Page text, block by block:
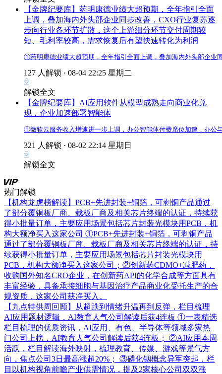
【金牌纪要库】药明康德业绩大超预期，全年指引全面
上调，叠加海内外头部企业同步改善，CXO行业复苏逐
步向行业各环节扩散，这个上游细分环节交付周期较
短、毛利率较高，需求恢复后有望快速转化为利润
①药明康德业绩大超预期，全年指引全面上调，叠加海内外头部企业
127 人解锁 · 08-04 22:25 星期二
解锁全文
【金牌纪要库】AI应用软件从模型成熟走向商业化兑
现，企业加速部署智能体
①微软云服务收入增速进一步上调，办公智能体付费席位加速，办公
321 人解锁 · 08-02 22:14 星期日
解锁全文
热门解锁
【机构龙虎榜解读】PCB+先进封装+铜箔，可剥铜产品通过
了部分覆铜板厂商、载板厂商及相关芯片终端的认证，持续获
得小批量订单，主要应用场景包括芯片封装光模块用PCB，机
构大额净买入这家公司 ①PCB+先进封装+铜箔，可剥铜产品
通过了部分覆铜板厂商、载板厂商及相关芯片终端的认证，持
续获得小批量订单，主要应用场景包括芯片封装光模块用
PCB，机构大额净买入这家公司；②创新药CDMO+减肥药，
收购国外知名CRO企业，在创新药API的化学合成等方面具有
丰富经验，具备承接细胞与基因治疗产品商业化受托生产的合
规资质，这家公司获净买入。
【九点特供周回顾】从超跌到情绪升温再到反弹，栏目梳理
AI应用题材逻辑，AI教育人气公司解读后获4连板 ①一表精选
栏目梳理的优质资讯，AI应用、有色、半导体等领域多家热
门公司上榜，AI教育人气公司解读后获4连板； ②AI应用本周
活跃，栏目解读海外映射，梳理教育、传媒、游戏等景气方
向，焦点公司3日最高涨超20%； ③磷化铟概念异军突起，栏
目以机构视角前瞻产业供需情况，提及2家核心公司双双涨